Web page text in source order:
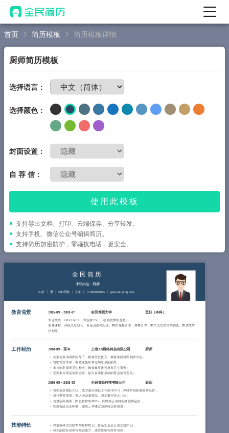
首页
AI 简历工具
AI 优化简历
AI 翻译简历
AI 诊断简历
AI 模拟面试
面试自我介绍
简历教程
登录 / 注册
首页 简历模板 简历模板详情
厨师简历模板
选择语言：
选择颜色：
封面设置：
自 荐 信：
使用此模板
支持导出文档、打印、云端保存、分享转发。
支持手机、微信公众号编辑简历。
支持简历加密防护，零骚扰电话，更安全。
全民简历
求职岗位：厨师
27岁 男 5年经验 上海 15088888885 qmjianli@qq.com
教育背景 2015-09~2018-07 全民简历大学
烹饪（本科）
专业成绩：GPA 3.66/4 （专业前5%），校级优秀学生奖；
主修课程：高级烹饪技巧、食品卫生与安全、餐饮服务管理、西餐艺术、中式烹饪理论与实践、餐饮成本
控制等。
工作经历 2018-09~至今 上海XX网络科技有限公司
厨师
在多位资深厨师指导下，精炼烹饪技艺，掌握多国料理制作方法；
协助管理库存，有效避免食材过期造成的损失；
参与制定厨房卫生标准，确保餐厅通过所有卫生审查；
定期参与菜品创新会议，提出多项被采纳的菜品改良意见；
2016-09~2018-08 全民简历科技有限公司 厨师
管理厨房团队35人，成功提升团队工作效率20%，并维护高标准厨房运营；
设计季度菜单，引入30款新菜品，增加餐厅收入15%；
与供应商协商，降低食材成本8%，同时保证食材新鲜度和品质；
实施食品安全标准，连续三年通过国家级卫生检查；
技能特长
精通各种烹饪技术与食材知识，食品安全及卫生法规知识；
强大的团队管理与培训能力，成本控制与库存管理；